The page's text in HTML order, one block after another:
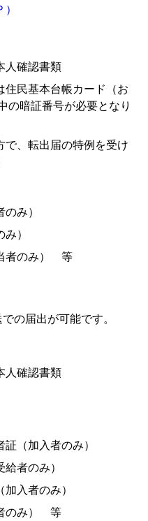
人確認書類
住民基本台帳カード（お
暗証番号が必要となり
で、転出届の特例を受け
み）
）
者のみ） 等
の届出が可能です。
人確認書類
（加入者のみ）
者のみ）
入者のみ）
のみ） 等